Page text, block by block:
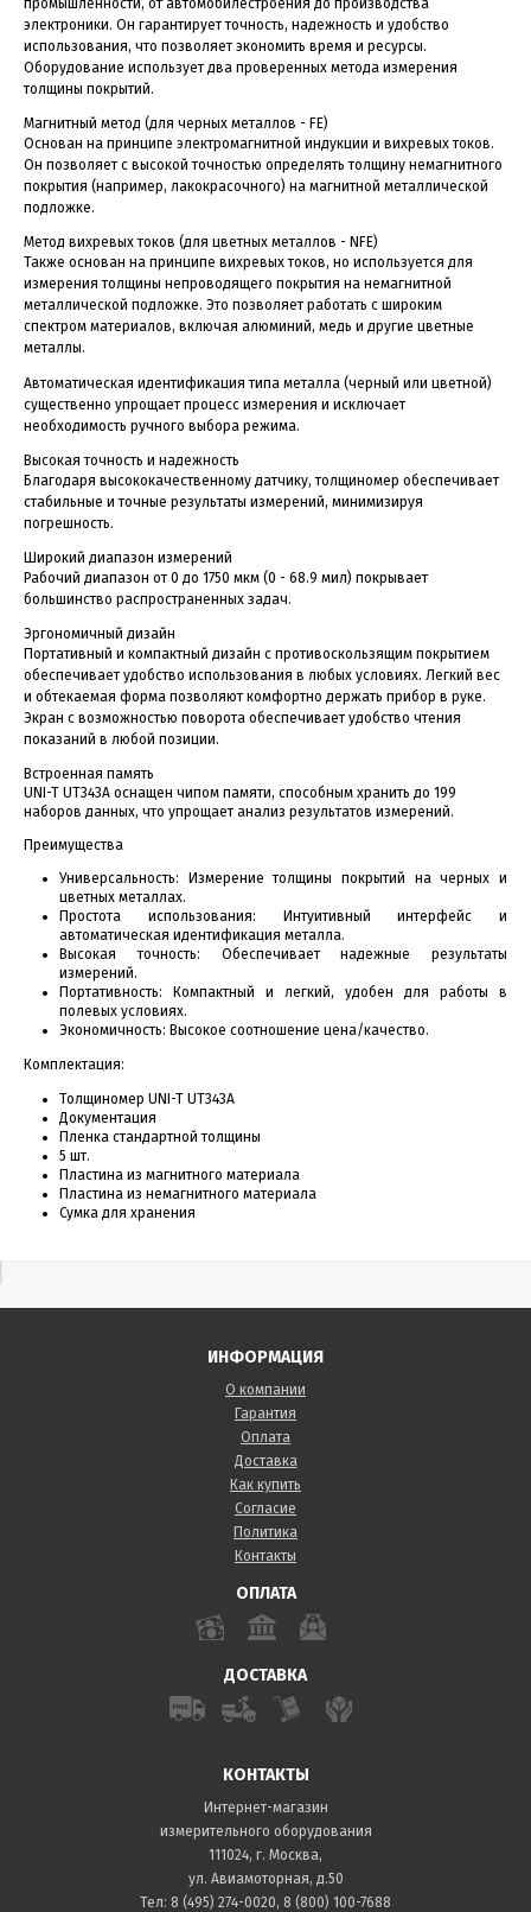
электроники. Он гарантирует точность, надежность и удобство
использования, что позволяет экономить время и ресурсы.
Оборудование использует два проверенных метода измерения
толщины покрытий.
Магнитный метод (для черных металлов - FE)
Основан на принципе электромагнитной индукции и вихревых токов.
Он позволяет с высокой точностью определять толщину немагнитного
покрытия (например, лакокрасочного) на магнитной металлической
подложке.
Метод вихревых токов (для цветных металлов - NFE)
Также основан на принципе вихревых токов, но используется для
измерения толщины непроводящего покрытия на немагнитной
металлической подложке. Это позволяет работать с широким
спектром материалов, включая алюминий, медь и другие цветные
металлы.
Автоматическая идентификация типа металла (черный или цветной)
существенно упрощает процесс измерения и исключает
необходимость ручного выбора режима.
Высокая точность и надежность
Благодаря высококачественному датчику, толщиномер обеспечивает
стабильные и точные результаты измерений, минимизируя
погрешность.
Широкий диапазон измерений
Рабочий диапазон от 0 до 1750 мкм (0 - 68.9 мил) покрывает
большинство распространенных задач.
Эргономичный дизайн
Портативный и компактный дизайн с противоскользящим покрытием
обеспечивает удобство использования в любых условиях. Легкий вес
и обтекаемая форма позволяют комфортно держать прибор в руке.
Экран с возможностью поворота обеспечивает удобство чтения
показаний в любой позиции.
Встроенная память
UNI-T UT343A оснащен чипом памяти, способным хранить до 199
наборов данных, что упрощает анализ результатов измерений.
Преимущества
Универсальность: Измерение толщины покрытий на черных и
цветных металлах.
Простота использования: Интуитивный интерфейс и
автоматическая идентификация металла.
Высокая точность: Обеспечивает надежные результаты
измерений.
Портативность: Компактный и легкий, удобен для работы в
полевых условиях.
Экономичность: Высокое соотношение цена/качество.
Комплектация:
Толщиномер UNI-T UT343A
Документация
Пленка стандартной толщины
5 шт.
Пластина из магнитного материала
Пластина из немагнитного материала
Сумка для хранения
ИНФОРМАЦИЯ
О компании
Гарантия
Оплата
Доставка
Как купить
Согласие
Политика
Контакты
ОПЛАТА
ДОСТАВКА
КОНТАКТЫ
Интернет-магазин
измерительного оборудования
111024, г. Москва,
ул. Авиамоторная, д.50
Тел: 8 (495) 274-0020, 8 (800) 100-7688